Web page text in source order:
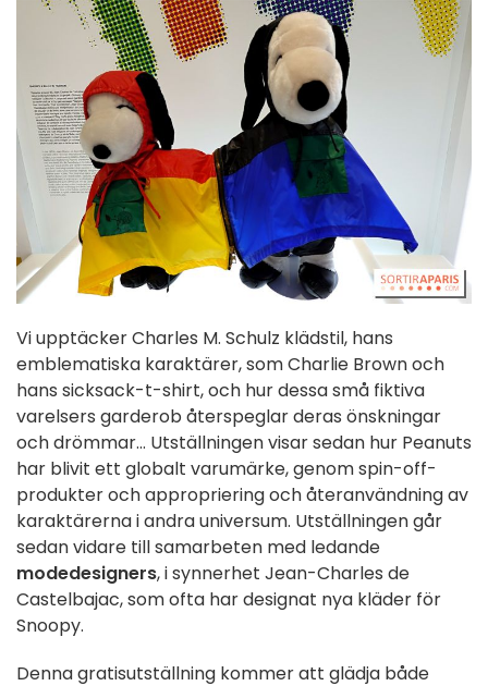
Vi upptäcker Charles M. Schulz klädstil, hans
emblematiska karaktärer, som Charlie Brown och
hans sicksack-t-shirt, och hur dessa små fiktiva
varelsers garderob återspeglar deras önskningar
och drömmar... Utställningen visar sedan hur Peanuts
har blivit ett globalt varumärke, genom spin-off-
produkter och appropriering och återanvändning av
karaktärerna i andra universum. Utställningen går
sedan vidare till samarbeten med ledande
modedesigners, i synnerhet Jean-Charles de
Castelbajac, som ofta har designat nya kläder för
Snoopy.
Denna gratisutställning kommer att glädja både